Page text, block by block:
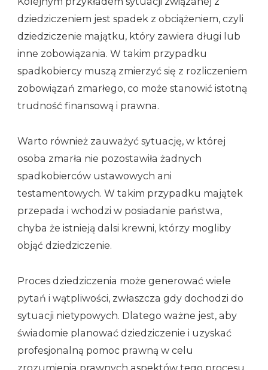
dziedziczeniem jest spadek z obciążeniem, czyli
dziedziczenie majątku, który zawiera długi lub
inne zobowiązania. W takim przypadku
spadkobiercy muszą zmierzyć się z rozliczeniem
zobowiązań zmarłego, co może stanowić istotną
trudność finansową i prawna.
Warto również zauważyć sytuację, w której
osoba zmarła nie pozostawiła żadnych
spadkobierców ustawowych ani
testamentowych. W takim przypadku majątek
przepada i wchodzi w posiadanie państwa,
chyba że istnieją dalsi krewni, którzy mogliby
objąć dziedziczenie.
Proces dziedziczenia może generować wiele
pytań i wątpliwości, zwłaszcza gdy dochodzi do
sytuacji nietypowych. Dlatego ważne jest, aby
świadomie planować dziedziczenie i uzyskać
profesjonalną pomoc prawną w celu